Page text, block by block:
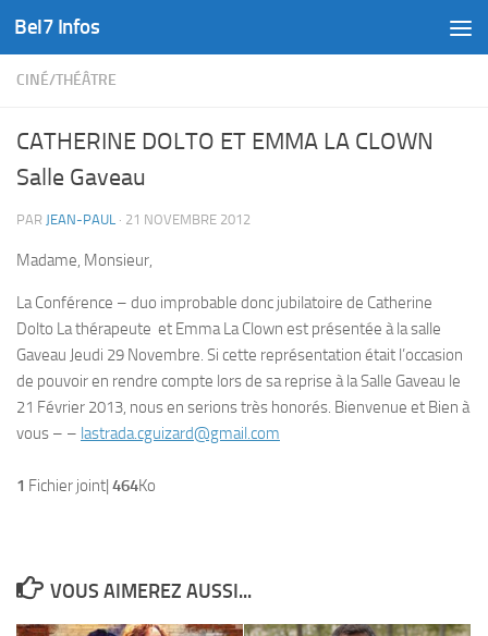
Skip to content
Bel7 Infos
CINÉ/THÉÂTRE
CATHERINE DOLTO ET EMMA LA CLOWN
Salle Gaveau
PAR JEAN-PAUL · 21 NOVEMBRE 2012
Madame, Monsieur,
La Conférence – duo improbable donc jubilatoire de Catherine
Dolto La thérapeute et Emma La Clown est présentée à la salle
Gaveau Jeudi 29 Novembre. Si cette représentation était l’occasion
de pouvoir en rendre compte lors de sa reprise à la Salle Gaveau le
21 Février 2013, nous en serions très honorés. Bienvenue et Bien à
vous – – lastrada.cguizard@gmail.com
1 Fichier joint| 464Ko
VOUS AIMEREZ AUSSI...